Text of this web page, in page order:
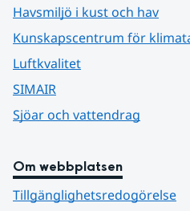
Havsmiljö i kust och hav
Kunskapscentrum för
Luftkvalitet
SIMAIR
Sjöar och vattendrag
Om webbplatsen
Tillgänglighetsredogörelse